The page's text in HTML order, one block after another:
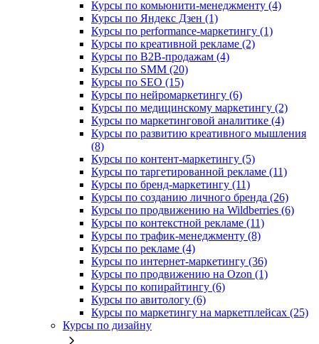
Курсы по комьюнити-менеджменту (4)
Курсы по Яндекс Дзен (1)
Курсы по performance-маркетингу (1)
Курсы по креативной рекламе (2)
Курсы по B2B-продажам (4)
Курсы по SMM (20)
Курсы по SEO (15)
Курсы по нейромаркетингу (6)
Курсы по медицинскому маркетингу (2)
Курсы по маркетинговой аналитике (4)
Курсы по развитию креативного мышления
(8)
Курсы по контент-маркетингу (5)
Курсы по таргетированной рекламе (11)
Курсы по бренд-маркетингу (11)
Курсы по созданию личного бренда (26)
Курсы по продвижению на Wildberries (6)
Курсы по контекстной рекламе (11)
Курсы по трафик-менеджменту (8)
Курсы по рекламе (4)
Курсы по интернет-маркетингу (36)
Курсы по продвижению на Ozon (1)
Курсы по копирайтингу (6)
Курсы по авитологу (6)
Курсы по маркетингу на маркетплейсах (25)
Курсы по дизайну